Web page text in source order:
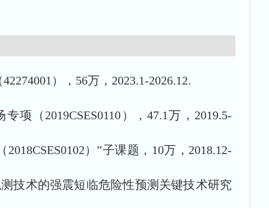
42274001），56万，2023.1-2026.12.
（2019CSES0110），47.1万，2019.5-
）”子课题，10万，2018.12-
技术的强震短临危险性预测关键技术研究